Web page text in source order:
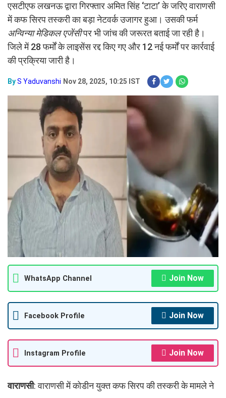
एसटीएफ लखनऊ द्वारा गिरफ्तार अमित सिंह ‘टाटा’ के जरिए वाराणसी
में कफ सिरप तस्करी का बड़ा नेटवर्क उजागर हुआ। उसकी फर्म
अन्विन्या मेडिकल एजेंसीपर भी जांच की जरूरत बताई जा रही है।
जिले में 28 फर्मों के लाइसेंस रद्द किए गए और 12 नई फर्मों पर कार्रवाई
की प्रक्रिया जारी है।
ByS Yaduvanshi Nov 28, 2025, 10:25 IST
WhatsApp Channel Join Now
Facebook Profile Join Now
Instagram Profile Join Now
वाराणसी: वाराणसी में कोडीन युक्त कफ सिरप की तस्करी के मामले ने